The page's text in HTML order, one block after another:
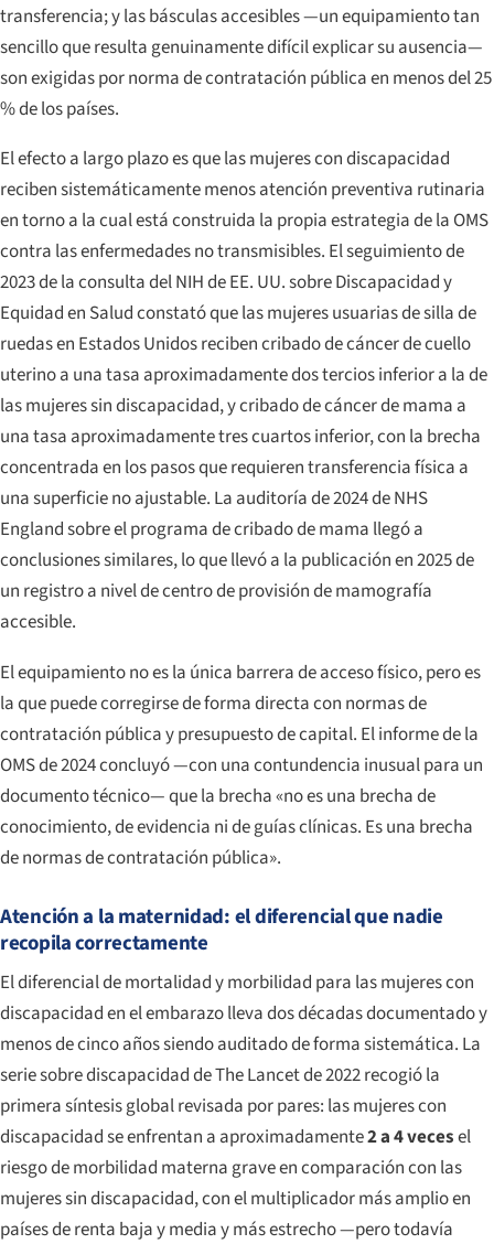
transferencia; y las básculas accesibles —un equipamiento tan
sencillo que resulta genuinamente difícil explicar su ausencia—
son exigidas por norma de contratación pública en menos del 25
% de los países.
El efecto a largo plazo es que las mujeres con discapacidad
reciben sistemáticamente menos atención preventiva rutinaria
en torno a la cual está construida la propia estrategia de la OMS
contra las enfermedades no transmisibles. El seguimiento de
2023 de la consulta del NIH de EE. UU. sobreDiscapacidad y
Equidad en Saludconstató que las mujeres usuarias de silla de
ruedas en Estados Unidos reciben cribado de cáncer de cuello
uterino a una tasa aproximadamente dos tercios inferior a la de
las mujeres sin discapacidad, y cribado de cáncer de mama a
una tasa aproximadamente tres cuartos inferior, con la brecha
concentrada en los pasos que requieren transferencia física a
una superficie no ajustable. La auditoría de 2024 de NHS
England sobre el programa de cribado de mama llegó a
conclusiones similares, lo que llevó a la publicación en 2025 de
un registro a nivel de centro de provisión de mamografía
accesible.
El equipamiento no es la única barrera de acceso físico, pero es
la que puede corregirse de forma directa con normas de
contratación pública y presupuesto de capital. El informe de la
OMS de 2024 concluyó —con una contundencia inusual para un
documento técnico— que la brecha «no es una brecha de
conocimiento, de evidencia ni de guías clínicas. Es una brecha
de normas de contratación pública».
Atención a la maternidad: el diferencial que nadie
recopila correctamente
El diferencial de mortalidad y morbilidad para las mujeres con
discapacidad en el embarazo lleva dos décadas documentado y
menos de cinco años siendo auditado de forma sistemática. La
serie sobre discapacidad deThe Lancetde 2022 recogió la
primera síntesis global revisada por pares: las mujeres con
discapacidad se enfrentan a aproximadamente2 a 4 vecesel
riesgo de morbilidad materna grave en comparación con las
mujeres sin discapacidad, con el multiplicador más amplio en
países de renta baja y media y más estrecho —pero todavía